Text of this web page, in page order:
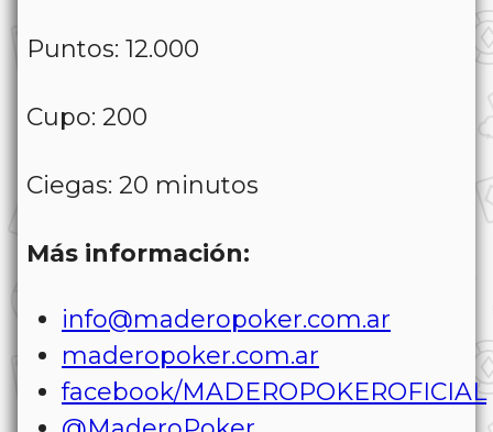
Puntos: 12.000
Cupo: 200
Ciegas: 20 minutos
Más información:
info@maderopoker.com.ar
maderopoker.com.ar
facebook/MADEROPOKEROFICIAL